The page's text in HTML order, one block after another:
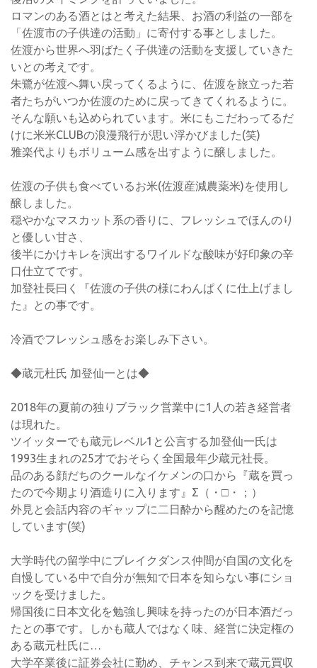
ロマンのある酒とはと考えた結果、お酒の利益の一部を
「佐渡市の子供達の活動」に寄付する事としました。
佐渡から世界へ羽ばたく子供達の活動を支援していきた
いとの考えです。
朱鷺が佐渡へ舞い戻ってくるように、佐渡を旅立った若
者たちがいつか佐渡のために戻ってきてくれるように。
そんな願いも込められています。米にもこだわってるだ
けに米米CLUBの浪漫飛行が思い浮かびました(笑)
雅楽代よりもボリューム感を出すように醸しました。
佐渡の子供も食べているお米(佐渡産減農薬米)を使用し
醸しました。
穏やかなマスカット系の香りに、フレッシュでほんのり
と優しい甘さ、
後半にかけキレを演出するワイルドな酸味が好印象の辛
口仕立てです。
加登社長曰く『佐渡の子供の様にわんぱくに仕上げまし
た』との事です。
冷酒でフレッシュ感をお楽しみ下さい。
◆蔵元杜氏 加登仙一とは◆
2018年の夏前の独りブラック営業中に1人の若き経営者
は現れた。
ツイッターでも蔵元レベル1と公言する加登仙一氏は
1993生まれの25才でおそらく全国最年少蔵元社長。
品のある顔だちのクールなイケメンの口から『蔵を買っ
たので今期より酒造りに入ります』Σ（・□・；）
外見と会話内容のギャップに二日酔から醒めたのを記憶
しています(笑)
大学時代の留学中にブレイクダンス仲間が自国の文化を
自慢している中で自分が無知で日本を知らない事にショ
ックを受けました。
帰国後に日本文化を勉強し興味を持ったのが日本酒だっ
たとの事です。しかも蔵人ではなく味、経営に決定権の
ある蔵元杜氏に…
大学卒業後に証券会社に勤め、チャンス到来で蔵元買収